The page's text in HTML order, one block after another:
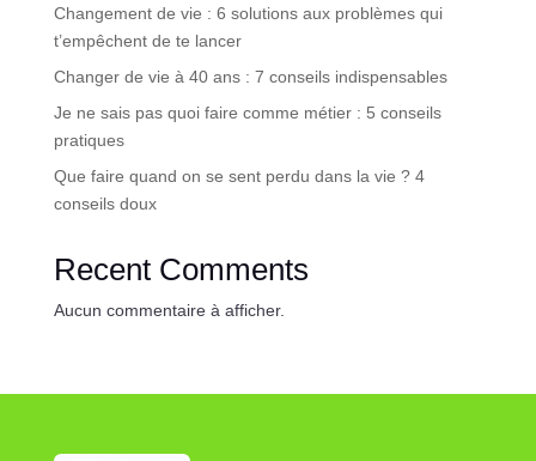
Changement de vie : 6 solutions aux problèmes qui
t’empêchent de te lancer
Changer de vie à 40 ans : 7 conseils indispensables
Je ne sais pas quoi faire comme métier : 5 conseils
pratiques
Que faire quand on se sent perdu dans la vie ? 4
conseils doux
Recent Comments
Aucun commentaire à afficher.